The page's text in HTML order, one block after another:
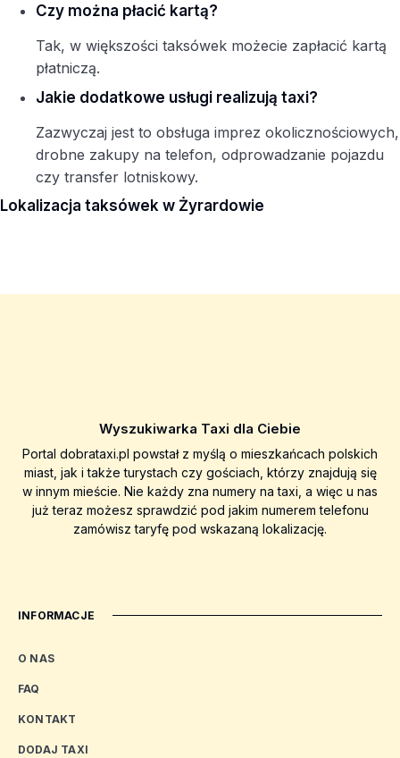
Czy można płacić kartą?
Tak, w większości taksówek możecie zapłacić kartą
płatniczą.
Jakie dodatkowe usługi realizują taxi?
Zazwyczaj jest to obsługa imprez okolicznościowych,
drobne zakupy na telefon, odprowadzanie pojazdu
czy transfer lotniskowy.
Lokalizacja taksówek w Żyrardowie
Wyszukiwarka Taxi dla Ciebie
Portal dobrataxi.pl powstał z myślą o mieszkańcach polskich
miast, jak i także turystach czy gościach, którzy znajdują się
w innym mieście. Nie każdy zna numery na taxi, a więc u nas
już teraz możesz sprawdzić pod jakim numerem telefonu
zamówisz taryfę pod wskazaną lokalizację.
INFORMACJE
O NAS
FAQ
KONTAKT
DODAJ TAXI